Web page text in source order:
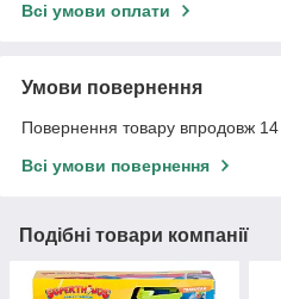
Всі умови оплати
Умови повернення
Повернення товару впродовж 14
Всі умови повернення
Подібні товари компанії